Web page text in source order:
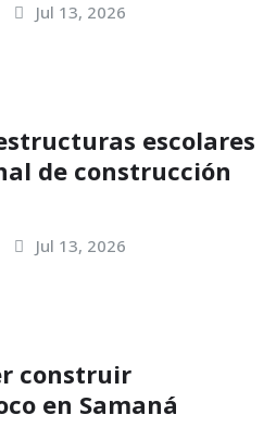
Jul 13, 2026
escolares
de construcción
Jul 13, 2026
construir
en Samaná